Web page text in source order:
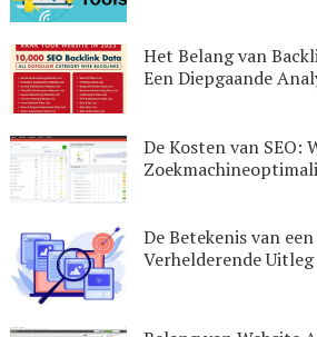
Het Belang van
Een Diepgaande
De Kosten van SEO:
De Betekenis van
Verhelderende Uitleg